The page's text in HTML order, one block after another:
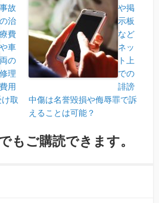
事故
の治
療費
や車
両の
修理
費用
取
や掲
示板
など
ネッ
ト上
での
誹謗
中傷は名誉毀損や侮辱罪で訴
えることは可能？
もご購読できます。